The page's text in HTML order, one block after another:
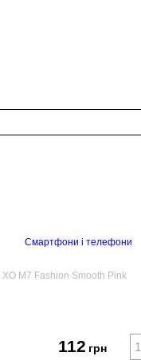
Смартфони і телефони
M7 Fashion Smooth Pink
112 грн